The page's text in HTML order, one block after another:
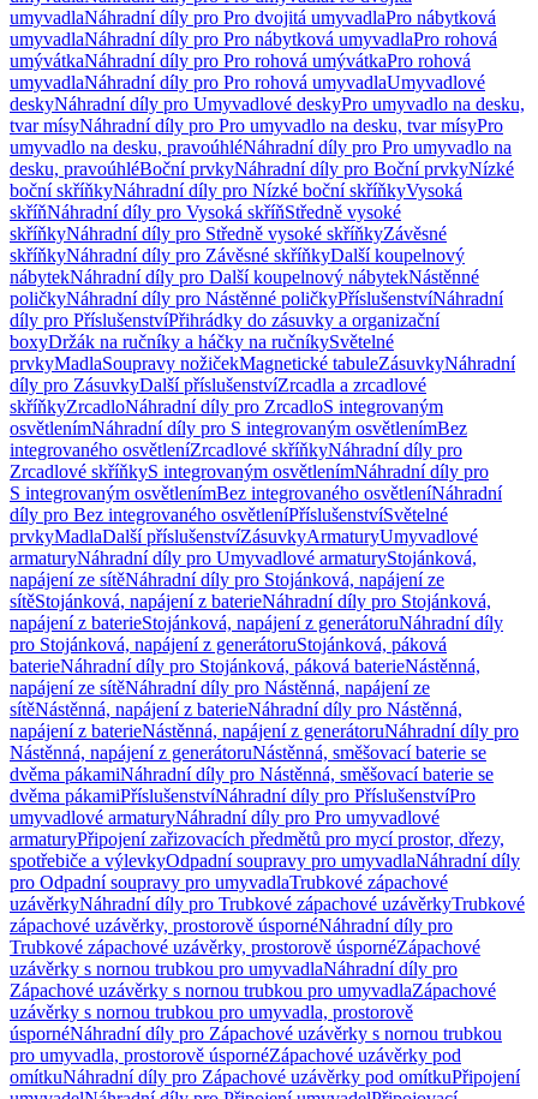
umyvadlaNáhradní díly pro Pro dvojitá umyvadlaPro nábytková
umyvadlaNáhradní díly pro Pro nábytková umyvadlaPro rohová
umývátkaNáhradní díly pro Pro rohová umývátkaPro rohová
umyvadlaNáhradní díly pro Pro rohová umyvadlaUmyvadlové
deskyNáhradní díly pro Umyvadlové deskyPro umyvadlo na desku,
tvar mísyNáhradní díly pro Pro umyvadlo na desku, tvar mísyPro
umyvadlo na desku, pravoúhléNáhradní díly pro Pro umyvadlo na
desku, pravoúhléBoční prvkyNáhradní díly pro Boční prvkyNízké
boční skříňkyNáhradní díly pro Nízké boční skříňkyVysoká
skříňNáhradní díly pro Vysoká skříňStředně vysoké
skříňkyNáhradní díly pro Středně vysoké skříňkyZávěsné
skříňkyNáhradní díly pro Závěsné skříňkyDalší koupelnový
nábytekNáhradní díly pro Další koupelnový nábytekNástěnné
poličkyNáhradní díly pro Nástěnné poličkyPříslušenstvíNáhradní
díly pro PříslušenstvíPřihrádky do zásuvky a organizační
boxyDržák na ručníky a háčky na ručníkySvětelné
prvkyMadlaSoupravy nožičekMagnetické tabuleZásuvkyNáhradní
díly pro ZásuvkyDalší příslušenstvíZrcadla a zrcadlové
skříňkyZrcadloNáhradní díly pro ZrcadloS integrovaným
osvětlenímNáhradní díly pro S integrovaným osvětlenímBez
integrovaného osvětleníZrcadlové skříňkyNáhradní díly pro
Zrcadlové skříňkyS integrovaným osvětlenímNáhradní díly pro
S integrovaným osvětlenímBez integrovaného osvětleníNáhradní
díly pro Bez integrovaného osvětleníPříslušenstvíSvětelné
prvkyMadlaDalší příslušenstvíZásuvkyArmaturyUmyvadlové
armaturyNáhradní díly pro Umyvadlové armaturyStojánková,
napájení ze sítěNáhradní díly pro Stojánková, napájení ze
sítěStojánková, napájení z baterieNáhradní díly pro Stojánková,
napájení z baterieStojánková, napájení z generátoruNáhradní díly
pro Stojánková, napájení z generátoruStojánková, páková
baterieNáhradní díly pro Stojánková, páková baterieNástěnná,
napájení ze sítěNáhradní díly pro Nástěnná, napájení ze
sítěNástěnná, napájení z baterieNáhradní díly pro Nástěnná,
napájení z baterieNástěnná, napájení z generátoruNáhradní díly pro
Nástěnná, napájení z generátoruNástěnná, směšovací baterie se
dvěma pákamiNáhradní díly pro Nástěnná, směšovací baterie se
dvěma pákamiPříslušenstvíNáhradní díly pro PříslušenstvíPro
umyvadlové armaturyNáhradní díly pro Pro umyvadlové
armaturyPřipojení zařizovacích předmětů pro mycí prostor, dřezy,
spotřebiče a výlevkyOdpadní soupravy pro umyvadlaNáhradní díly
pro Odpadní soupravy pro umyvadlaTrubkové zápachové
uzávěrkyNáhradní díly pro Trubkové zápachové uzávěrkyTrubkové
zápachové uzávěrky, prostorově úspornéNáhradní díly pro
Trubkové zápachové uzávěrky, prostorově úspornéZápachové
uzávěrky s nornou trubkou pro umyvadlaNáhradní díly pro
Zápachové uzávěrky s nornou trubkou pro umyvadlaZápachové
uzávěrky s nornou trubkou pro umyvadla, prostorově
úspornéNáhradní díly pro Zápachové uzávěrky s nornou trubkou
pro umyvadla, prostorově úspornéZápachové uzávěrky pod
omítkuNáhradní díly pro Zápachové uzávěrky pod omítkuPřipojení